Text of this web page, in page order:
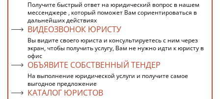
Получите быстрый ответ на юридический вопрос в нашем
мессенджере , который поможет Вам сориентироваться в
дальнейших действиях
ВИДЕОЗВОНОК ЮРИСТУ
Вы видите своего юриста и консультируетесь с ним через
экран, чтобы получить услугу, Вам не нужно идти к юристу в
офис
ОБЪЯВИТЕ СОБСТВЕННЫЙ ТЕНДЕР
На выполнение юридической услуги и получите самое
выгодное предложение
КАТАЛОГ ЮРИСТОВ